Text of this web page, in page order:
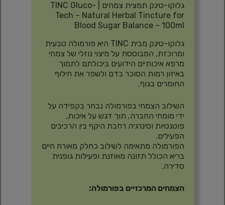
גלוקו-טינק תמצית צמחים | TINC Gluco-
Tech – Natural Herbal Tincture for
Blood Sugar Balance – 100ml
גלוקו-טינק מבית TINC היא פורמולה טבעית
ומרוכזת, המבוססת על מיצוי נוזלי של צמחי
מרפא איכותיים הידועים ביכולתם לתמוך
באיזון רמות הסוכר בדם ולשפר את חילוף
החומרים בגוף.
השילוב הצמחי בפורמולה נבחר בקפידה על
ידי מומחי החברה, תוך דגש על איכות,
פוטנטיות וסינרגיה רחבת היקף בין הרכיבים
הפעילים.
הפורמולה מתאימה לשילוב כחלק מאורח חיים
בריא הכולל תזונה מאוזנת ופעילות גופנית
סדירה.
הצמחים המרכזיים בפורמולה: